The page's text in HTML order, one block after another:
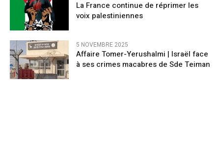
La France continue de réprimer les
voix palestiniennes
5 NOVEMBRE 2025
Affaire Tomer-Yerushalmi | Israël face
à ses crimes macabres de Sde Teiman